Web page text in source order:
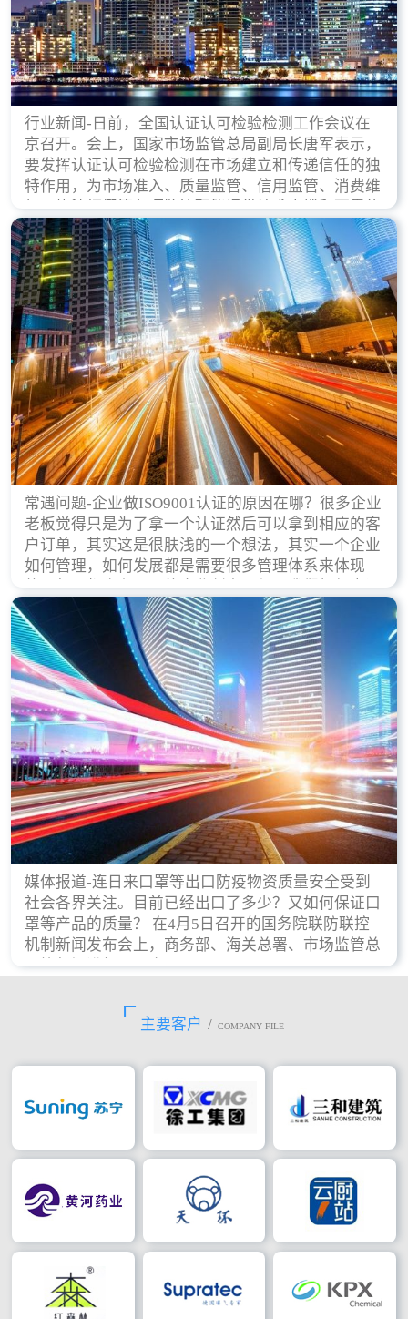
行业新闻-日前，全国认证认可检验检测工作会议在
京召开。会上，国家市场监管总局副局长唐军表示，
要发挥认证认可检验检测在市场建立和传递信任的独
特作用，为市场准入、质量监管、信用监管、消费维
权、执法打假等各项监管职能提供技术支撑和可靠依
据。
常遇问题-企业做ISO9001认证的原因在哪？很多企业
老板觉得只是为了拿一个认证然后可以拿到相应的客
户订单，其实这是很肤浅的一个想法，其实一个企业
如何管理，如何发展都是需要很多管理体系来体现
的，每天都会有不同的企业创立，但是我们如何去证
实一个企业的合法，有质量保证了？这就是ISO9001
认证体现价值的时候，那么键锋小编就来细说下企业
做ISO9001认证的根本原因。
媒体报道-连日来口罩等出口防疫物资质量安全受到
社会各界关注。目前已经出口了多少？又如何保证口
罩等产品的质量？ 在4月5日召开的国务院联防联控
机制新闻发布会上，商务部、海关总署、市场监管总
局等部门进行了回应。
主要客户 / COMPANY FILE